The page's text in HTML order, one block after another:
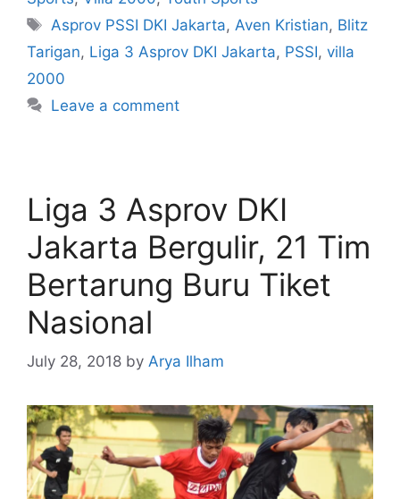
Asprov PSSI DKI Jakarta, Aven Kristian, Blitz
Tarigan, Liga 3 Asprov DKI Jakarta, PSSI, villa
2000
Leave a comment
Liga 3 Asprov DKI
Jakarta Bergulir, 21 Tim
Bertarung Buru Tiket
Nasional
July 28, 2018 by Arya Ilham